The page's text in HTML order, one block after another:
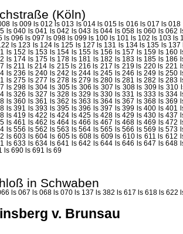
(Köln)
ls 009 ls 012 ls 013 ls 014 ls 015 ls 016 ls 017 ls 018
ls 040 ls 041 ls 042 ls 043 ls 044 ls 058 ls 060 ls 062
ls 096 ls 097 ls 098 ls 099 ls 100 ls 101 ls 102 ls 103 ls
ls 123 ls 124 ls 125 ls 127 ls 131 ls 134 ls 135 ls 137
ls 152 ls 153 ls 154 ls 155 ls 156 ls 157 ls 159 ls 160
ls 174 ls 175 ls 178 ls 181 ls 182 ls 183 ls 185 ls 186
ls 211 ls 214 ls 215 ls 216 ls 217 ls 219 ls 220 ls 221
ls 236 ls 240 ls 242 ls 244 ls 245 ls 246 ls 249 ls 250
ls 275 ls 277 ls 278 ls 279 ls 280 ls 281 ls 282 ls 283
ls 298 ls 304 ls 305 ls 306 ls 307 ls 308 ls 309 ls 310
ls 326 ls 327 ls 328 ls 329 ls 330 ls 331 ls 333 ls 334
ls 360 ls 361 ls 362 ls 363 ls 364 ls 367 ls 368 ls 369
ls 391 ls 393 ls 395 ls 396 ls 397 ls 399 ls 400 ls 401
ls 419 ls 422 ls 424 ls 425 ls 428 ls 429 ls 430 ls 437
ls 461 ls 462 ls 464 ls 466 ls 467 ls 468 ls 469 ls 472
ls 556 ls 562 ls 563 ls 564 ls 565 ls 566 ls 569 ls 573
ls 603 ls 604 ls 605 ls 608 ls 609 ls 610 ls 611 ls 612
ls 633 ls 634 ls 641 ls 642 ls 644 ls 646 ls 647 ls 648
ls 690 ls 691 ls 69
in Schwaben
ls 067 ls 068 ls 070 ls 137 ls 382 ls 617 ls 618 ls 622
v. Brunsau